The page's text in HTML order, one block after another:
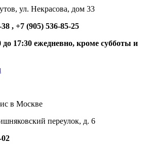
ул. Некрасова, дом 33
, +7 (905) 536-85-25
до 17:30 ежедневно, кроме субботы и
в Москве
переулок, д. 6
02